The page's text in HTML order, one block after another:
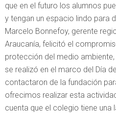
que en el futuro los alumnos
y tengan un espacio lindo para
Marcelo Bonnefoy, gerente
Araucanía, felicitó el
protección del medio
se realizó en el marco del Día
contactaron de la fundación
ofrecimos realizar esta
cuenta que el colegio tiene una